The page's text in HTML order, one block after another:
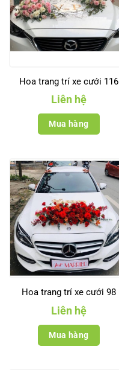
Hoa trang trí xe cưới 116
Liên hệ
Mua hàng
Hoa trang trí xe cưới 98
Liên hệ
Mua hàng